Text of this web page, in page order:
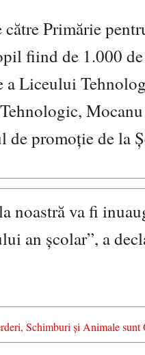
Primărie
fiind de 1.000
a Liceului
promoție de la
noastră va fi
an școlar”, a
Schimburi și Animale